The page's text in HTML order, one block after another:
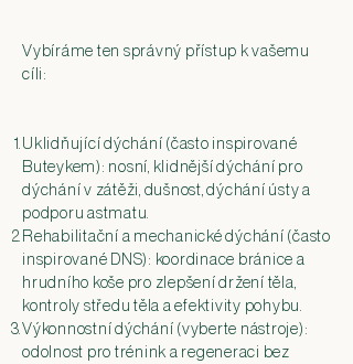
Vybíráme ten správný přístup k vašemu
cíli:
Uklidňující dýchání (často inspirované
Buteykem): nosní, klidnější dýchání pro
dýchání v zátěži, dušnost, dýchání ústy a
podporu astmatu.
Rehabilitační a mechanické dýchání (často
inspirované DNS): koordinace bránice a
hrudního koše pro zlepšení držení těla,
kontroly středu těla a efektivity pohybu.
Výkonnostní dýchání (vyberte nástroje):
odolnost pro trénink a regeneraci bez